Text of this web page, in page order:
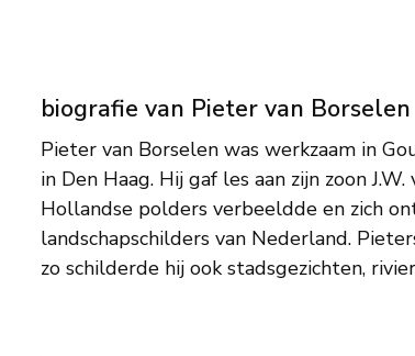
biografie van Pieter van Borselen
Pieter van Borselen was werkzaam in
in Den Haag. Hij gaf les aan zijn zoon
Hollandse polders verbeeldde en zich
landschapschilders van Nederland.
zo schilderde hij ook stadsgezichten,
strand- en duingezichten bij Noordwijk.
zijn zoon worden de schilderijen
aangeboden. Tentoonstellingen te